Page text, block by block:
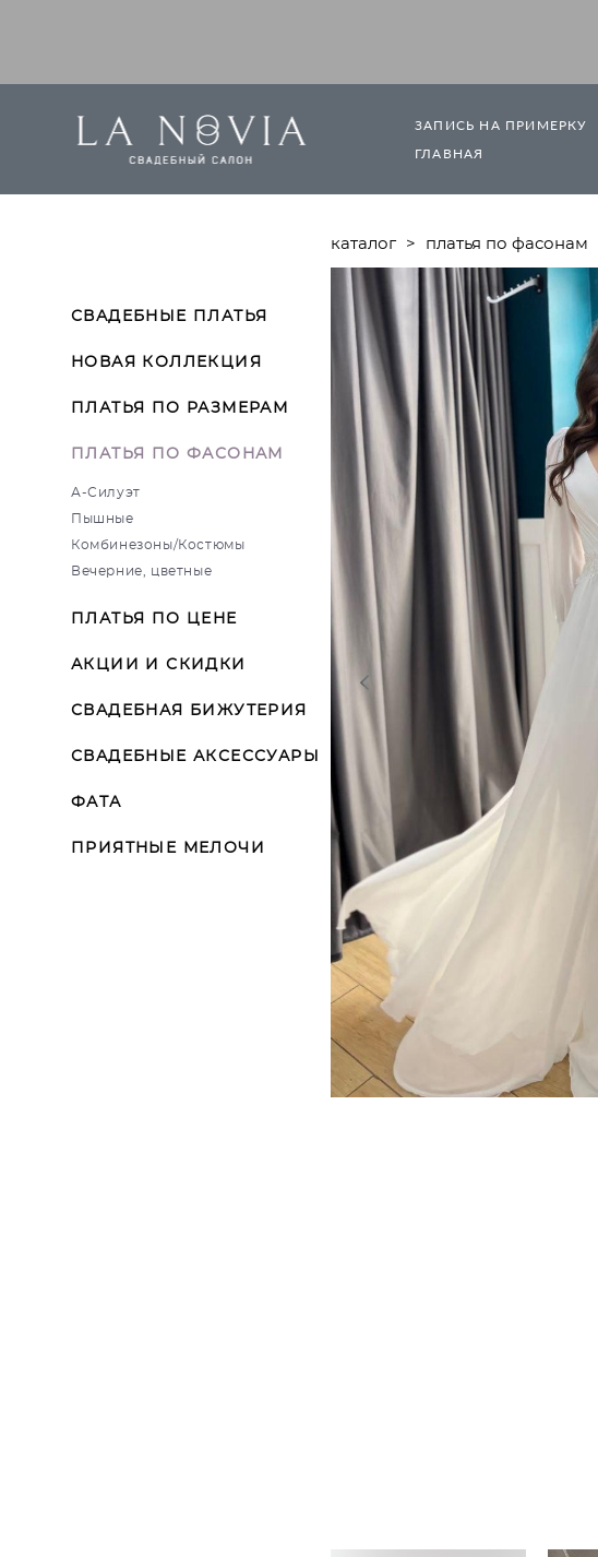
ЗАПИСЬ НА ПРИМЕРКУ
ГЛАВНАЯ
СВАДЕБНЫЕ ПЛАТЬЯ
НОВАЯ КОЛЛЕКЦИЯ
ПЛАТЬЯ ПО РАЗМЕРАМ
ПЛАТЬЯ ПО ФАСОНАМ
А-Силуэт
Пышные
Комбинезоны/Костюмы
Вечерние, цветные
ПЛАТЬЯ ПО ЦЕНЕ
АКЦИИ И СКИДКИ
СВАДЕБНАЯ БИЖУТЕРИЯ
СВАДЕБНЫЕ АКСЕССУАРЫ
ФАТА
ПРИЯТНЫЕ МЕЛОЧИ
каталог > платья по фасонам